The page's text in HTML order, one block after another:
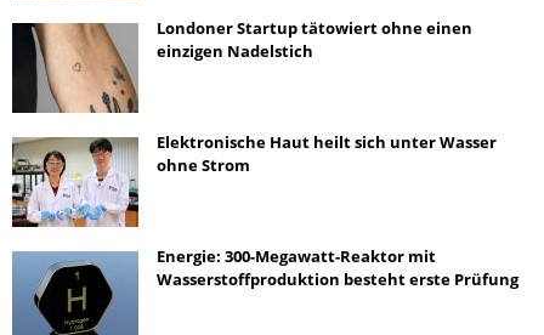
Londoner Startup tätowiert ohne einen
einzigen Nadelstich
Elektronische Haut heilt sich unter Wasser
ohne Strom
Energie: 300-Megawatt-Reaktor mit
Wasserstoffproduktion besteht erste Prüfung